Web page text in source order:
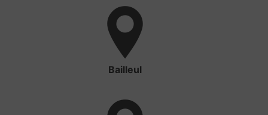
Bailleul